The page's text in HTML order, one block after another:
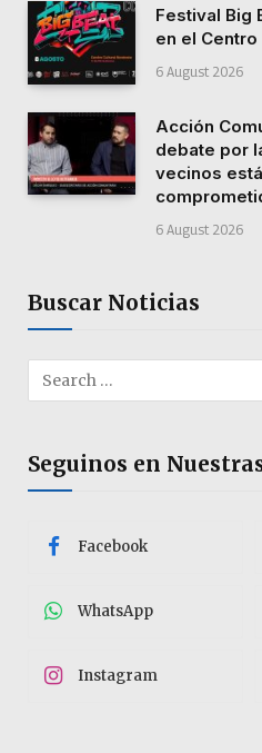
Festival Big
en el
6 August 2026
Acción
debate por
vecinos
6 August 2026
Buscar Noticias
Seguinos en
Facebook
WhatsApp
Instagram